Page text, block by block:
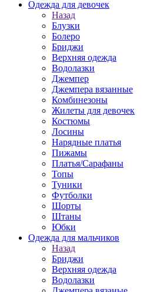
Одежда для девочек
Назад
Блузки
Болеро
Бриджи
Верхняя одежда
Водолазки
Джемпер
Джемпера вязанные
Комбинезоны
Жилеты для девочек
Костюмы
Лосины
Нарядные платья
Пижамы
Платья/Сарафаны
Топы
Туники
Футболки
Шорты
Штаны
Юбки
Одежда для мальчиков
Назад
Бриджи
Верхняя одежда
Водолазки